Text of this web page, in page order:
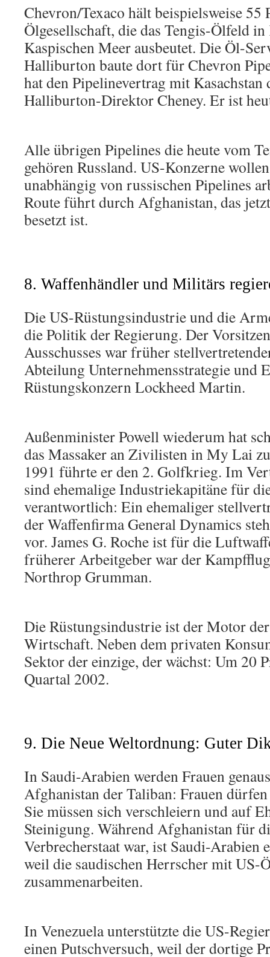
Chevron/Texaco hält beispielsweise 55
Ölgesellschaft, die das Tengis-Ölfeld in
Kaspischen Meer ausbeutet. Die Öl-
Halliburton baute dort für Chevron
hat den Pipelinevertrag mit Kasachstan
Halliburton-Direktor Cheney. Er ist
Alle übrigen Pipelines die heute vom
gehören Russland. US-Konzerne
unabhängig von russischen Pipelines
Route führt durch Afghanistan, das
besetzt ist.
8. Waffenhändler und Militärs
Die US-Rüstungsindustrie und die
die Politik der Regierung. Der
Ausschusses war früher
Abteilung Unternehmensstrategie und
Rüstungskonzern Lockheed Martin.
Außenminister Powell wiederum hat
das Massaker an Zivilisten in My Lai
1991 führte er den 2. Golfkrieg. Im
sind ehemalige Industriekapitäne für
verantwortlich: Ein ehemaliger
der Waffenfirma General Dynamics
vor. James G. Roche ist für die
früherer Arbeitgeber war der
Northrop Grumman.
Die Rüstungsindustrie ist der Motor
Wirtschaft. Neben dem privaten
Sektor der einzige, der wächst: Um 20
Quartal 2002.
9. Die Neue Weltordnung: Guter
In Saudi-Arabien werden Frauen
Afghanistan der Taliban: Frauen
Sie müssen sich verschleiern und auf
Steinigung. Während Afghanistan für
Verbrecherstaat war, ist Saudi-Arabien
weil die saudischen Herrscher mit US-
zusammenarbeiten.
In Venezuela unterstützte die US-
einen Putschversuch, weil der dortige